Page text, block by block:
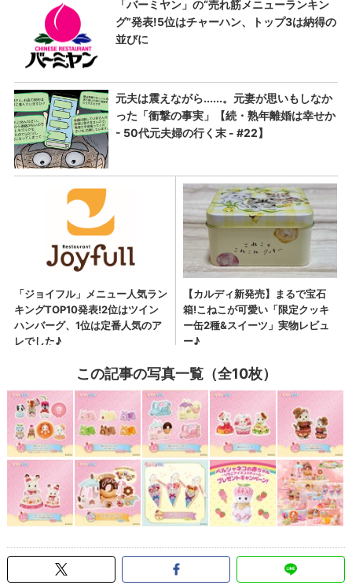
この記事の写真一覧（全10枚）